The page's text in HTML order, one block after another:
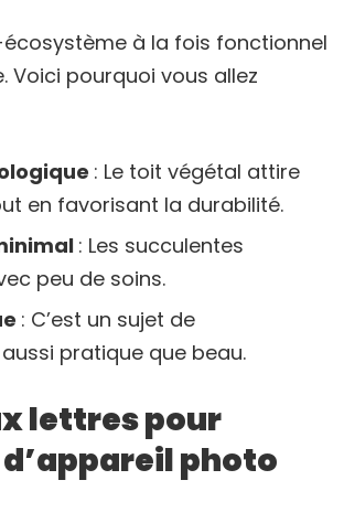
écosystème à la fois fonctionnel
Voici pourquoi vous allez
: Le toit végétal attire
en favorisant la durabilité.
: Les succulentes
peu de soins.
: C’est un sujet de
pratique que beau.
lettres pour
photo